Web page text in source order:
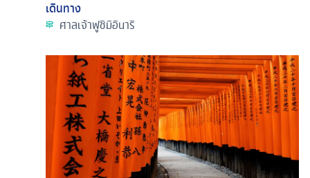
เดินทาง
ศาลเจ้าฟูชิมิอินาริ